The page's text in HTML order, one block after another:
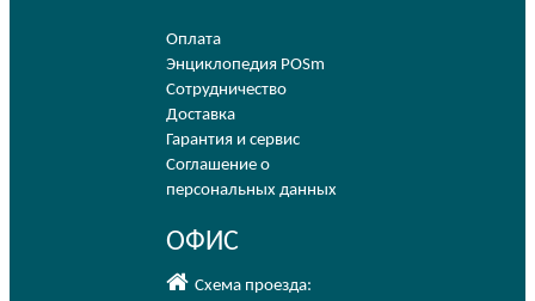
Оплата
Энциклопедия POSm
Сотрудничество
Доставка
Гарантия и сервис
Соглашение о
персональных данных
ОФИС
Схема проезда: